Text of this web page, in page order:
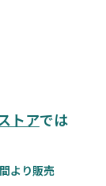
トアでは
より販売